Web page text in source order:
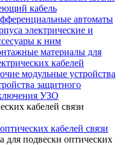
кабель
автоматы
электрические и
к ним
материалы для
кабелей
модульные устройства
защитного
УЗО
кабелей связи
кабелей связи
для подвески оптических